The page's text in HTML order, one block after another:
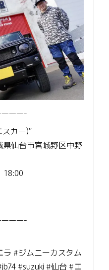
カー)”
県仙台市宮城野区中野
18:00
#ジムニーカスタム
#suzuki #仙台 #エ